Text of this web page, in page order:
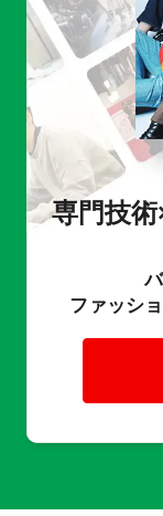
専門技
ファッシ